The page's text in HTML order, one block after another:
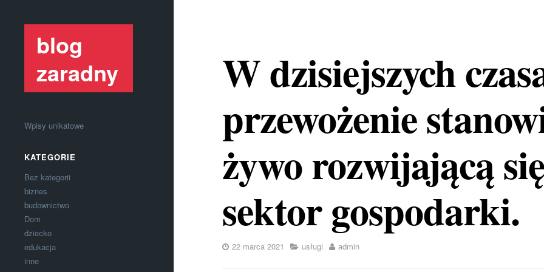
blog
zaradny
Wpisy unikatowe
KATEGORIE
Bez kategorii
biznes
budownictwo
Dom
dziecko
edukacja
inne
W dzisiejszych
przewożenie
żywo rozwijającą się
sektor gospodarki.
22 marca 2021 usługi admin